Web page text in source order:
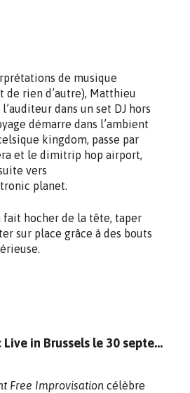
de musique
de rien d’autre), Matthieu
dans un set DJ hors
démarre dans l’ambient
kingdom, passe par
et le dimitrip hop airport,
vers
planet.
fait hocher de la tête, taper
sur place grâce à des bouts
OMFI @ City Sonic Live in Brussels le 30 septembre
Free Improvisation célèbre